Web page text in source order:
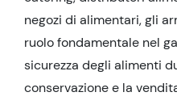
negozi di alimentari, gli
ruolo fondamentale nel
sicurezza degli alimenti
conservazione e la